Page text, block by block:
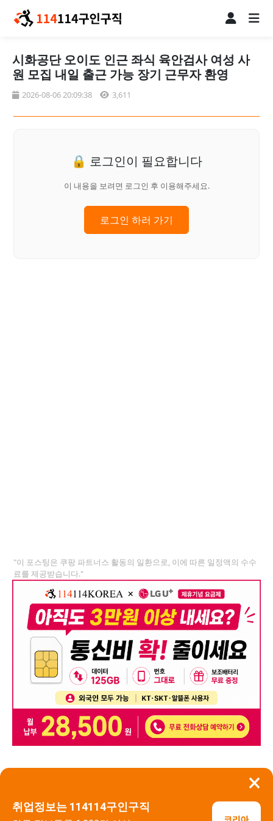
×
취업정보는 114114구인구직
시화공단 오이도 인근 좌식 육안검사 여성 사
원 모집 내일 출근 가능 장기 근무자 환영
2026-08-06 20:09:38 3,611
🔒 로그인이 필요합니다
이 내용을 보려면 로그인 후 이용해주세요.
로그인 하러 가기
"이 포스팅은 쿠팡 파트너스 활동의 일환으로, 이에 따른 일정액의 수수
료를 제공받습니다."